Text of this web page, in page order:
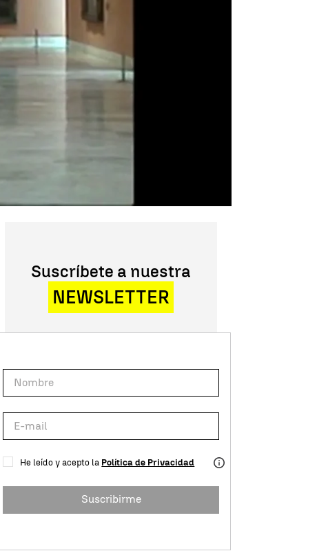
Suscríbete a nuestra
NEWSLETTER
He leído y acepto la Política de Privacidad
Suscribirme